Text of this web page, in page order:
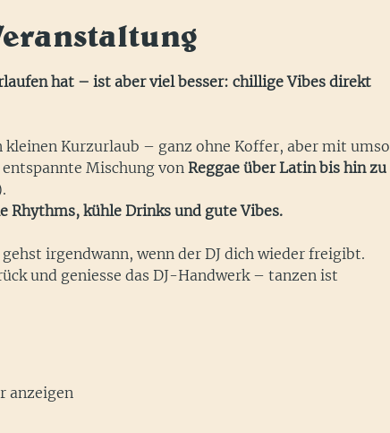
hat – ist aber viel besser: chillige Vibes direkt
kleinen Kurzurlaub – ganz ohne Koffer, aber mit umso
Mischung von Reggae über Latin bis hin zu
Rhythms, kühle Drinks und gute Vibes.
irgendwann, wenn der DJ dich wieder freigibt.
und geniesse das DJ-Handwerk – tanzen ist
anzeigen